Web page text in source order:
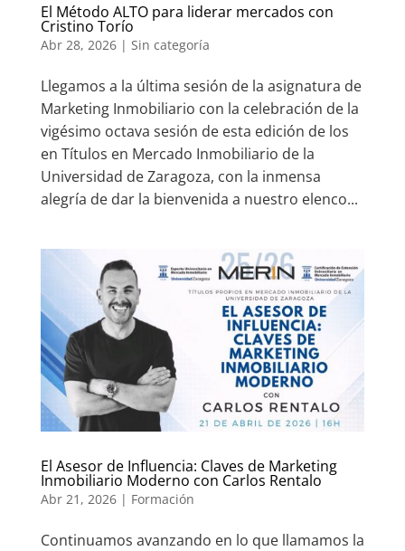
El Método ALTO para liderar mercados con
Cristino Torío
Abr 28, 2026| Sin categoría
Llegamos a la última sesión de la asignatura de
Marketing Inmobiliario con la celebración de la
vigésimo octava sesión de esta edición de los
en Títulos en Mercado Inmobiliario de la
Universidad de Zaragoza, con la inmensa
alegría de dar la bienvenida a nuestro elenco...
El Asesor de Influencia: Claves de Marketing
Inmobiliario Moderno con Carlos Rentalo
Abr 21, 2026| Formación
Continuamos avanzando en lo que llamamos la